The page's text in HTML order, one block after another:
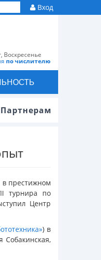
Вход
Воскресенье
по числителю
Партнерам
престижном
турнира по
Центр
) в